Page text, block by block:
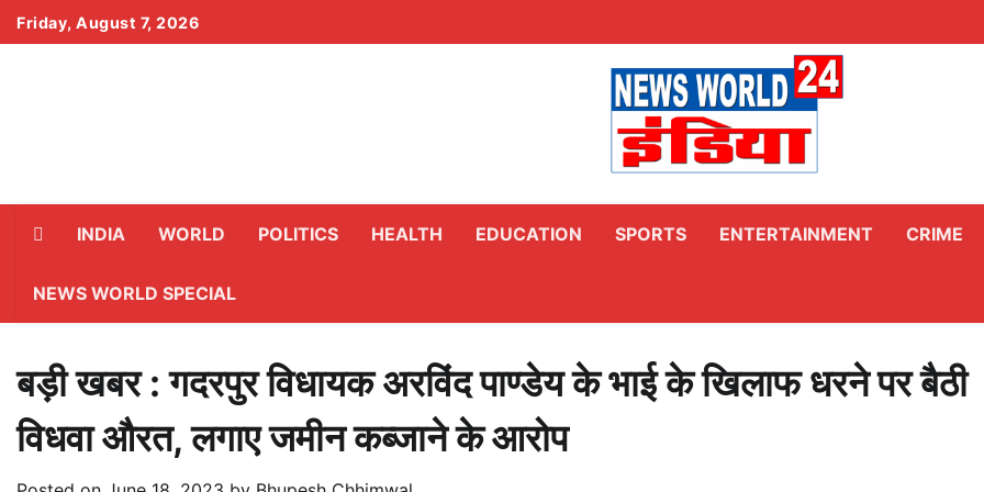
Skip
to
Friday, August 7, 2026
INDIA WORLD POLITICS HEALTH EDUCATION SPORTS ENTERTAINMENT CRIME
NEWS WORLD SPECIAL
बड़ी खबर : गदरपुर विधायक अरविंद पाण्डेय के भाई के खिलाफ धरने पर बैठी
विधवा औरत, लगाए जमीन कब्जाने के आरोप